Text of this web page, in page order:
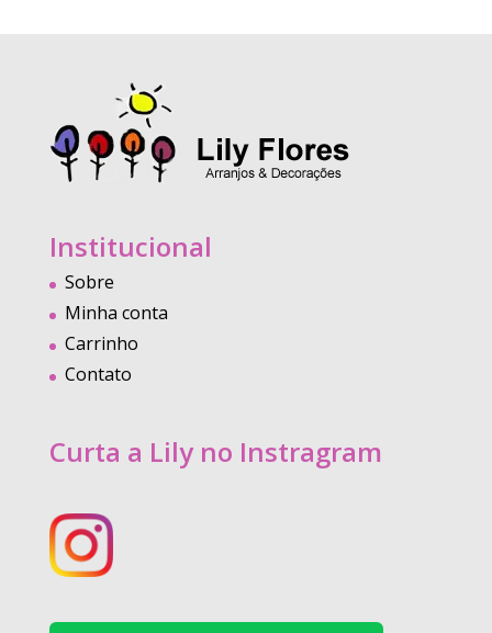
Institucional
Sobre
Minha conta
Carrinho
Contato
Curta a Lily no Instragram